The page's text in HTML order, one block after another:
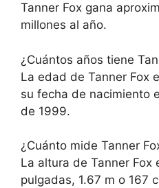
Tanner Fox gana
millones al año.
¿Cuántos años tiene
La edad de Tanner Fox
su fecha de nacimiento
de 1999.
¿Cuánto mide Tanner
La altura de Tanner Fox
pulgadas, 1.67 m o 167